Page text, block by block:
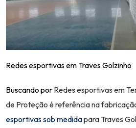
Redes esportivas em Traves Golzinho
Buscando por Redes esportivas em
de Proteção é referência na
esportivas sob medidapara Traves